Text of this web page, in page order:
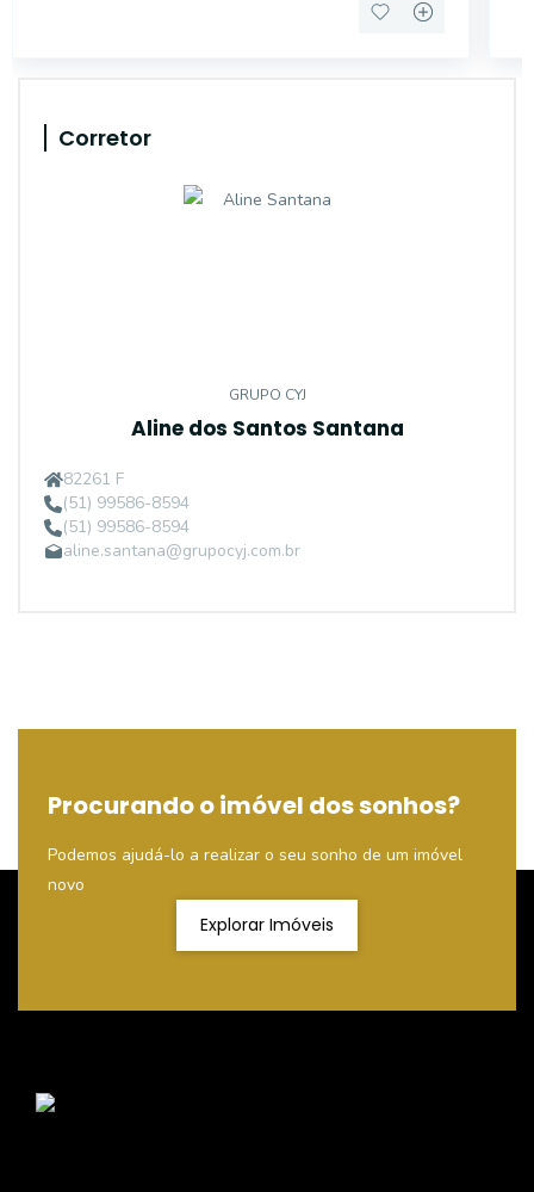
Corretor
GRUPO CYJ
Aline dos Santos Santana
82261 F
(51) 99586-8594
(51) 99586-8594
aline.santana@grupocyj.com.br
Procurando o imóvel dos sonhos?
Podemos ajudá-lo a realizar o seu sonho de um imóvel
novo
Explorar Imóveis